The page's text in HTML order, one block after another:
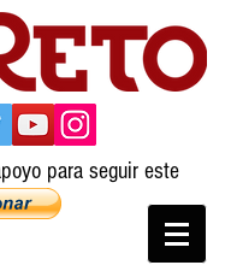
para seguir este